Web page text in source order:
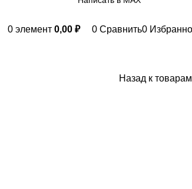
0 элемент 0,00 ₽ 0 Сравнить0
Назад к товарам